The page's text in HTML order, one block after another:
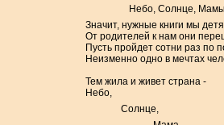
Небо, Солнце,
Значит, нужные книги мы
От родителей к нам они
Пусть пройдет сотни раз по
Неизменно одно в мечтах
Тем жила и живет страна -
Небо,
Солнце,